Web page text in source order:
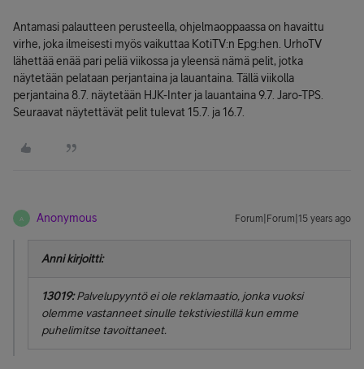
Antamasi palautteen perusteella, ohjelmaoppaassa on havaittu
virhe, joka ilmeisesti myös vaikuttaa KotiTV:n Epg:hen. UrhoTV
lähettää enää pari peliä viikossa ja yleensä nämä pelit, jotka
näytetään pelataan perjantaina ja lauantaina. Tällä viikolla
perjantaina 8.7. näytetään HJK-Inter ja lauantaina 9.7. Jaro-TPS.
Seuraavat näytettävät pelit tulevat 15.7. ja 16.7.
A Anonymous Forum|Forum|15 years ago
Anni kirjoitti:
13019:Palvelupyyntö ei ole reklamaatio, jonka vuoksi
olemme vastanneet sinulle tekstiviestillä kun emme
puhelimitse tavoittaneet.